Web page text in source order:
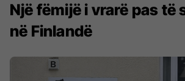
Një fëmijë i vrarë pas të
në Finlandë